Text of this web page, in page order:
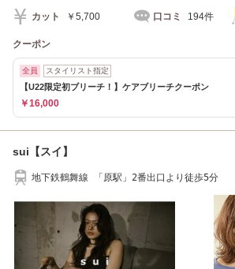
カット ￥5,700 口コミ 194件
クーポン
全員 スタイリスト指定
【U22限定初ブリーチ！】ケアブリーチクーポン
￥16,000
sui【スイ】
地下鉄鶴舞線 「原駅」2番出口より徒歩5分